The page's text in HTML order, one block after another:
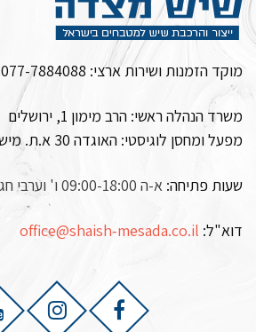
מוקד הזמנות ושירות ארצי: 077-7884088
משרד הנהלה ראשי: הרב מימון 1, ירושלים
מפעל ומחסן לוגיסטי: האוגדה 30 א.ת. מישור אדומים
שעות פתיחה: א-ה 09:00-18:00 ו' וערבי חג 09:00-13:00
דוא"ל: office@shaish-mesada.co.il